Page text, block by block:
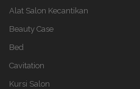
Alat Salon Kecantikan
Beauty Case
Bed
Cavitation
Kursi Salon